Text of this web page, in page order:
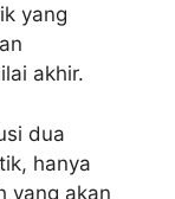
yang
akhir.
dua
hanya
yang akan